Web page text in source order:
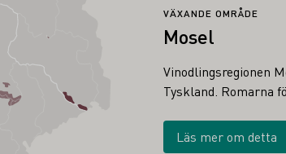
VÄXANDE OMRÅDE
Mosel
Vinodlingsregionen
Tyskland. Romarna
Läs mer om detta